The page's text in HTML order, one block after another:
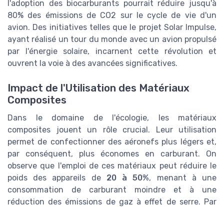
l'adoption des biocarburants pourrait réduire jusqu'à
80% des émissions de CO2 sur le cycle de vie d'un
avion. Des initiatives telles que le projet Solar Impulse,
ayant réalisé un tour du monde avec un avion propulsé
par l'énergie solaire, incarnent cette révolution et
ouvrent la voie à des avancées significatives.
Impact de l'Utilisation des Matériaux
Composites
Dans le domaine de l'écologie, les matériaux
composites jouent un rôle crucial. Leur utilisation
permet de confectionner des aéronefs plus légers et,
par conséquent, plus économes en carburant. On
observe que l'emploi de ces matériaux peut réduire le
poids des appareils de 20 à 50%, menant à une
consommation de carburant moindre et à une
réduction des émissions de gaz à effet de serre. Par